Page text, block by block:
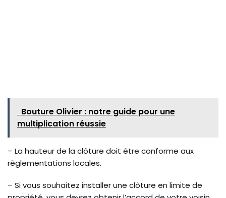
Bouture Olivier : notre guide pour une
multiplication réussie
– La hauteur de la clôture doit être conforme aux
règlementations locales.
– Si vous souhaitez installer une clôture en limite de